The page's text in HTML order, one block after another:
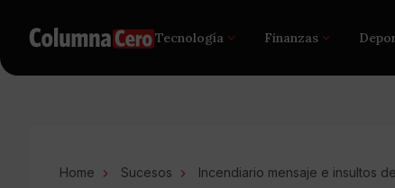
Tecnología Finanzas
Home Sucesos Incendiario mensaje e insultos